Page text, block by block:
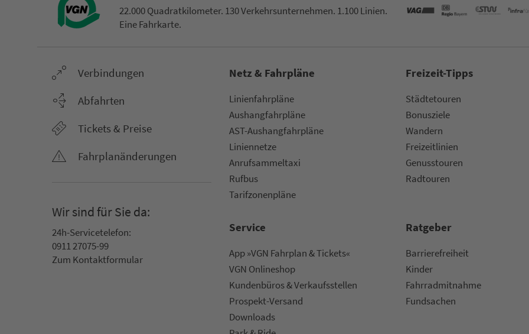
22.000 Qua­drat­ki­lo­me­ter. 130 Ver­kehrs­un­ter­neh­men. 1.100 Linien.
Eine Fahr­kar­te.
Ver­bin­dungen
Abfahrten
Tickets & Preise
Fahr­plan­ände­rungen
Wir sind für Sie da:
24h-Ser­vice­te­le­fon:
0911 27075-99
Zum Kon­taktformular
Netz & Fahrpläne
Li­ni­en­fahr­plä­ne
Aus­hang­fahr­plä­ne
AST-Aus­hang­fahr­plä­ne
Li­ni­en­netze
An­ruf­sam­mel­taxi
Rufbus
Ta­rif­zo­nen­plä­ne
Frei­zeit-Tipps
Städtetouren
Bonusziele
Wandern
Frei­zeit­li­ni­en
Genusstouren
Radtouren
Service
App »VGN Fahrplan & Tickets«
VGN On­line­shop
Kun­den­bü­ros & Ver­kaufs­stel­len
Prospekt-Versand
Downloads
Rat­ge­ber
Bar­ri­e­re­frei­heit
Kinder
Fahr­rad­mit­nah­me
Fund­sachen